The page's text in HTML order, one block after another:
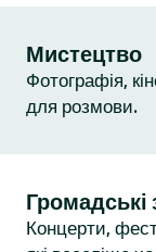
Мистецтво
Фотографія,
для розмови.
Громадські
Концерти,